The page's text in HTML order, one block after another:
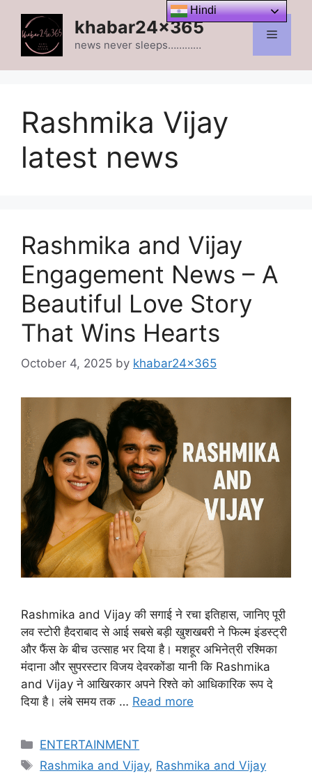
content
khabar24x365
news never sleeps…………
Menu
Rashmika Vijay
latest news
Rashmika and Vijay
Engagement News – A
Beautiful Love Story
That Wins Hearts
October 4, 2025 by khabar24x365
Rashmika and Vijay की सगाई ने रचा इतिहास, जानिए पूरी
लव स्टोरी हैदराबाद से आई सबसे बड़ी खुशखबरी ने फिल्म इंडस्ट्री
और फैंस के बीच उत्साह भर दिया है। मशहूर अभिनेत्री रश्मिका
मंदाना और सुपरस्टार विजय देवरकोंडा यानी कि Rashmika
and Vijay ने आखिरकार अपने रिश्ते को आधिकारिक रूप दे
दिया है। लंबे समय तक … Read more
Categories
ENTERTAINMENT
Tags
Rashmika and Vijay, Rashmika and Vijay
Hindi